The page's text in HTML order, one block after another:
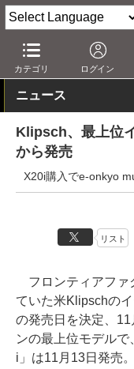
カテゴリ ログイン
AV Watch 製品 ヘッ
ニュース
Klipsch、最上位
から発売
X20i購入でe-onkyo
リスト
フロンティアファ
ていた米Klipschの
の発売日を決定、
ンの最上位モデル
i」は11月13日発売